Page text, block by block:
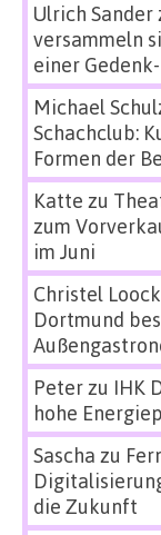
Ulrich Sander
versammeln
einer
Michael
Schachclub:
Formen der
Katte zu
zum
im Juni
Christel Loock
Dortmund
Peterzu IHK
hohe
Sascha zu
die Zukunft